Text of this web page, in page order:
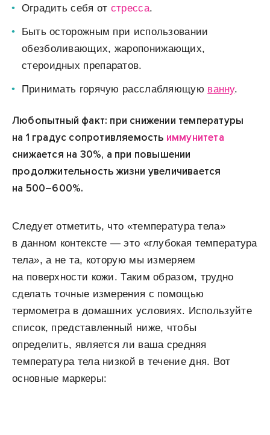
Оградить себя от стресса.
Быть осторожным при использовании
обезболивающих, жаропонижающих,
стероидных препаратов.
Принимать горячую расслабляющую ванну.
Любопытный факт: при снижении температуры
на 1 градус сопротивляемость иммунитета
снижается на 30%, а при повышении
продолжительность жизни увеличивается
на 500–600%.
Следует отметить, что «температура тела»
в данном контексте — это «глубокая температура
тела», а не та, которую мы измеряем
на поверхности кожи. Таким образом, трудно
сделать точные измерения с помощью
термометра в домашних условиях. Используйте
список, представленный ниже, чтобы
определить, является ли ваша средняя
температура тела низкой в течение дня. Вот
основные маркеры: